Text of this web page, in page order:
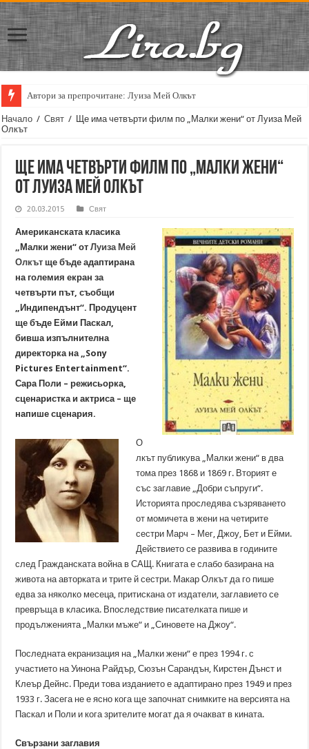
Автори за препрочитане: Луиза Мей Олкът
Начало / Свят / Ще има четвърти филм по „Малки жени“ от Луиза Мей
Олкът
Ще има четвърти филм по „Малки жени“
от Луиза Мей Олкът
20.03.2015 Свят
Американската класика
„Малки жени“ отЛуиза Мей
Олкът ще бъде адаптирана
на големия екран за
четвърти път, съобщи
„Индипендънт“. Продуцент
ще бъде Ейми Паскал,
бивша изпълнителна
директорка на „Sony
Pictures Entertainment“.
Сара Поли – режисьорка,
сценаристка и актриса – ще
напише сценария.
О
лкът публикува „Малки жени“ в два
тома през 1868 и 1869 г. Вторият е
със заглавие „Добри съпруги“.
Историята проследява съзряването
от момичета в жени на четирите
сестри Марч – Мег, Джоу, Бет и Ейми.
Действието се развива в годините
след Гражданската война в САЩ. Книгата е слабо базирана на
живота на авторката и трите й сестри. Макар Олкът да го пише
едва за няколко месеца, притискана от издатели, заглавието се
превръща в класика. Впоследствие писателката пише и
продълженията „Малки мъже“ и „Синовете на Джоу“.
Последната екранизация на „Малки жени“ е през 1994 г. с
участието на Уинона Райдър, Сюзън Сарандън, Кирстен Дънст и
Клеър Дейнс. Преди това изданието е адаптирано през 1949 и през
1933 г. Засега не е ясно кога ще започнат снимките на версията на
Паскал и Поли и кога зрителите могат да я очакват в кината.
Свързани заглавия